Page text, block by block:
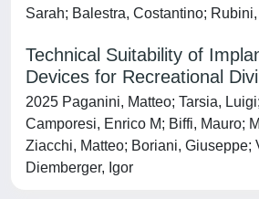
Sarah; Balestra, Costantino;
Technical Suitability of
Devices for Recreational
2025 Paganini, Matteo; Tarsia,
Camporesi, Enrico M; Biffi, Mauro;
Ziacchi, Matteo; Boriani, Giuseppe;
Diemberger, Igor